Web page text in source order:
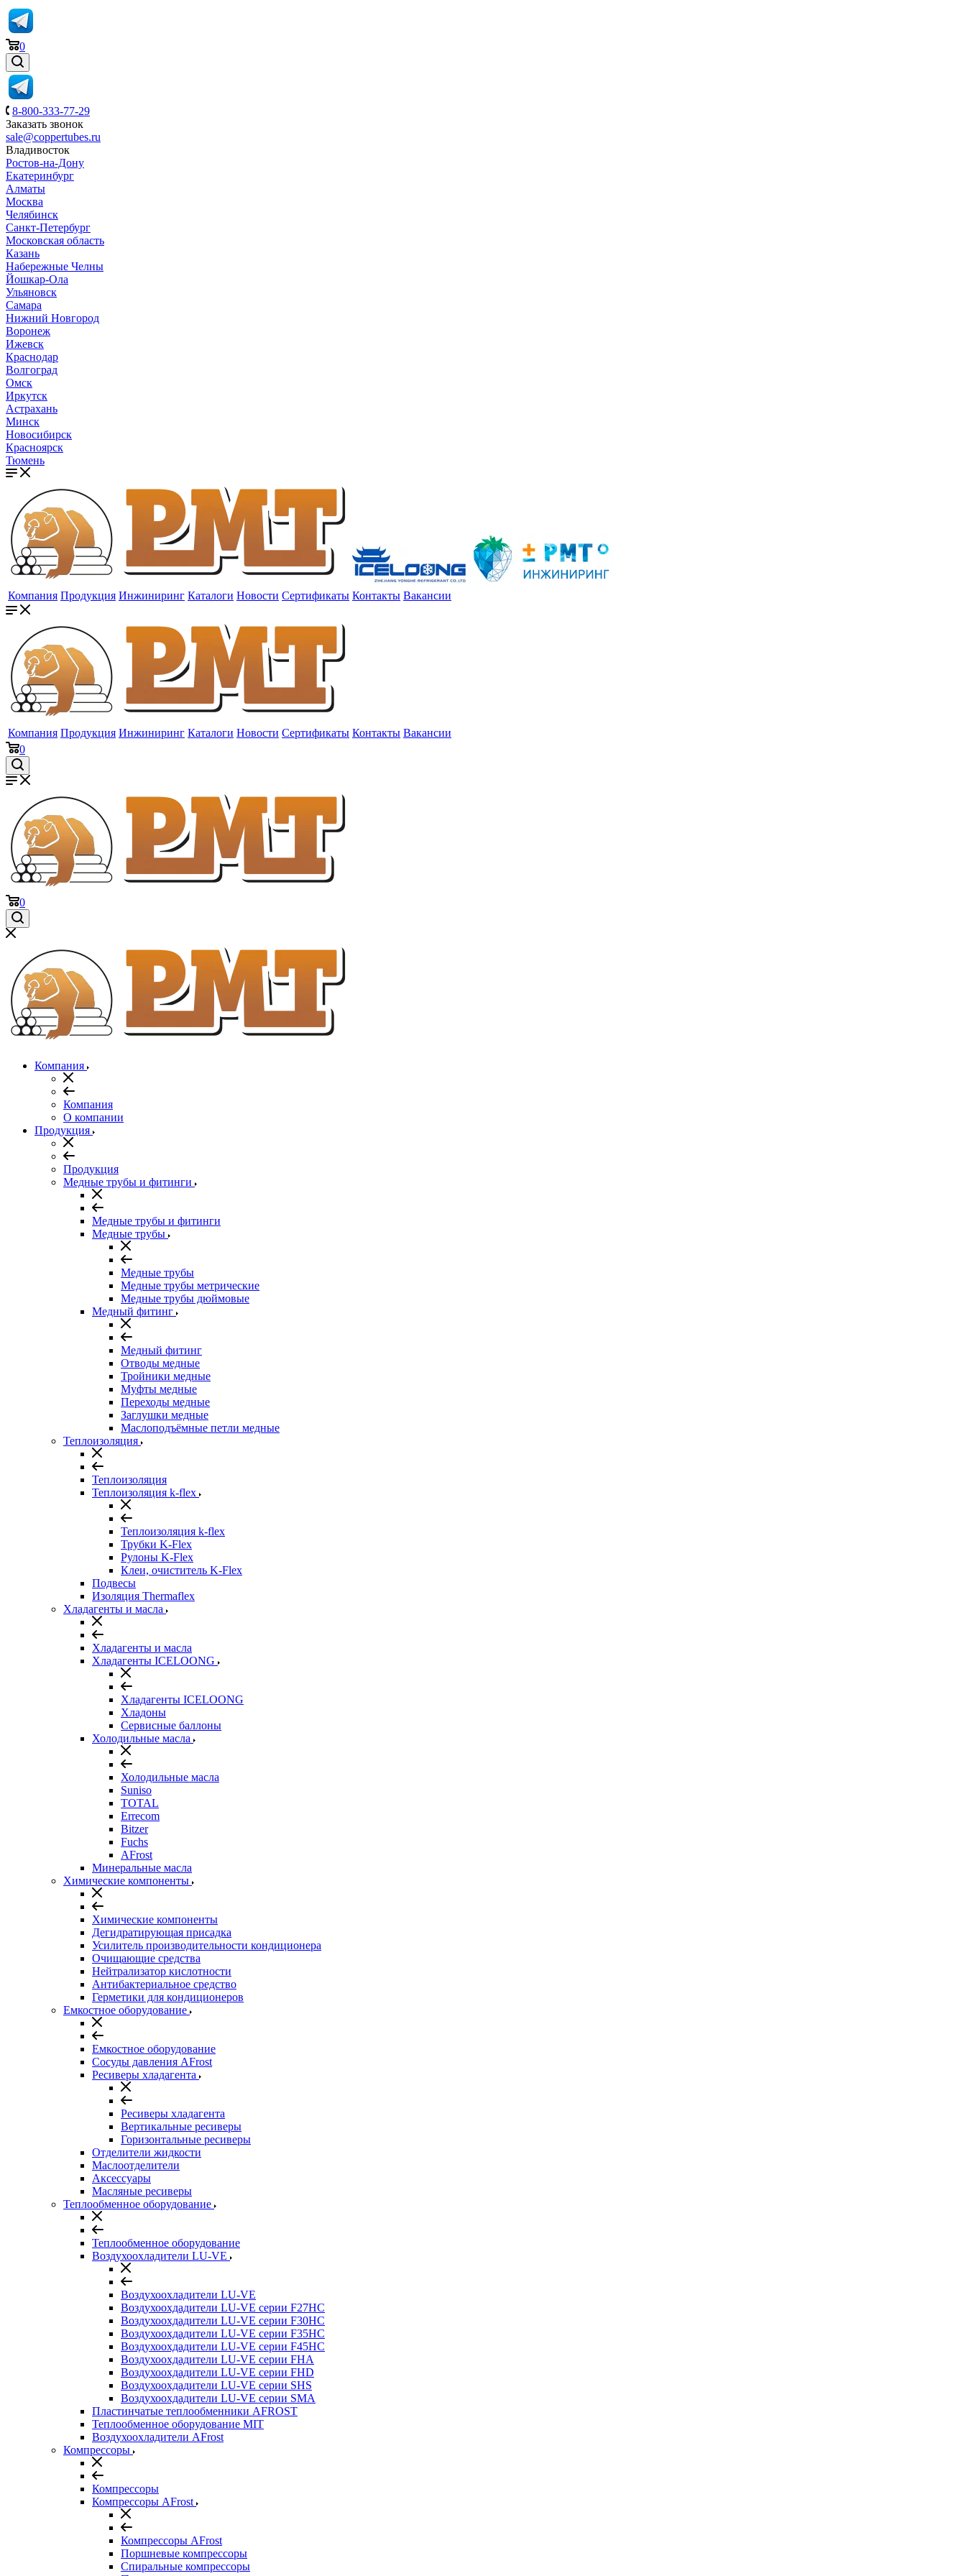
0
8-800-333-77-29
Заказать звонок
sale@coppertubes.ru
Владивосток
Ростов-на-Дону
Екатеринбург
Алматы
Москва
Челябинск
Санкт-Петербург
Московская область
Казань
Набережные Челны
Йошкар-Ола
Ульяновск
Самара
Нижний Новгород
Воронеж
Ижевск
Краснодар
Волгоград
Омск
Иркутск
Астрахань
Минск
Новосибирск
Красноярск
Тюмень
Компания Продукция Инжиниринг Каталоги Новости Сертификаты Контакты Вакансии
Компания Продукция Инжиниринг Каталоги Новости Сертификаты Контакты Вакансии
0
0
Компания
Компания
О компании
Продукция
Продукция
Медные трубы и фитинги
Медные трубы и фитинги
Медные трубы
Медные трубы
Медные трубы метрические
Медные трубы дюймовые
Медный фитинг
Медный фитинг
Отводы медные
Тройники медные
Муфты медные
Переходы медные
Заглушки медные
Маслоподъёмные петли медные
Теплоизоляция
Теплоизоляция
Теплоизоляция k-flex
Теплоизоляция k-flex
Трубки K-Flex
Рулоны K-Flex
Клеи, очиститель K-Flex
Подвесы
Изоляция Thermaflex
Хладагенты и масла
Хладагенты и масла
Хладагенты ICELOONG
Хладагенты ICELOONG
Хладоны
Сервисные баллоны
Холодильные масла
Холодильные масла
Suniso
TOTAL
Errecom
Bitzer
Fuchs
AFrost
Минеральные масла
Химические компоненты
Химические компоненты
Дегидратирующая присадка
Усилитель производительности кондиционера
Очищающие средства
Нейтрализатор кислотности
Антибактериальное средство
Герметики для кондиционеров
Емкостное оборудование
Емкостное оборудование
Сосуды давления AFrost
Ресиверы хладагента
Ресиверы хладагента
Вертикальные ресиверы
Горизонтальные ресиверы
Отделители жидкости
Маслоотделители
Аксессуары
Масляные ресиверы
Теплообменное оборудование
Теплообменное оборудование
Воздухоохладители LU-VE
Воздухоохладители LU-VE
Воздухоохдадители LU-VE серии F27HC
Воздухоохдадители LU-VE серии F30HC
Воздухоохдадители LU-VE серии F35HC
Воздухоохдадители LU-VE серии F45HC
Воздухоохдадители LU-VE серии FHA
Воздухоохдадители LU-VE серии FHD
Воздухоохдадители LU-VE серии SHS
Воздухоохдадители LU-VE серии SMA
Пластинчатые теплообменники AFROST
Теплообменное оборудование MIT
Воздухоохладители AFrost
Компрессоры
Компрессоры
Компрессоры AFrost
Компрессоры AFrost
Поршневые компрессоры
Спиральные компрессоры